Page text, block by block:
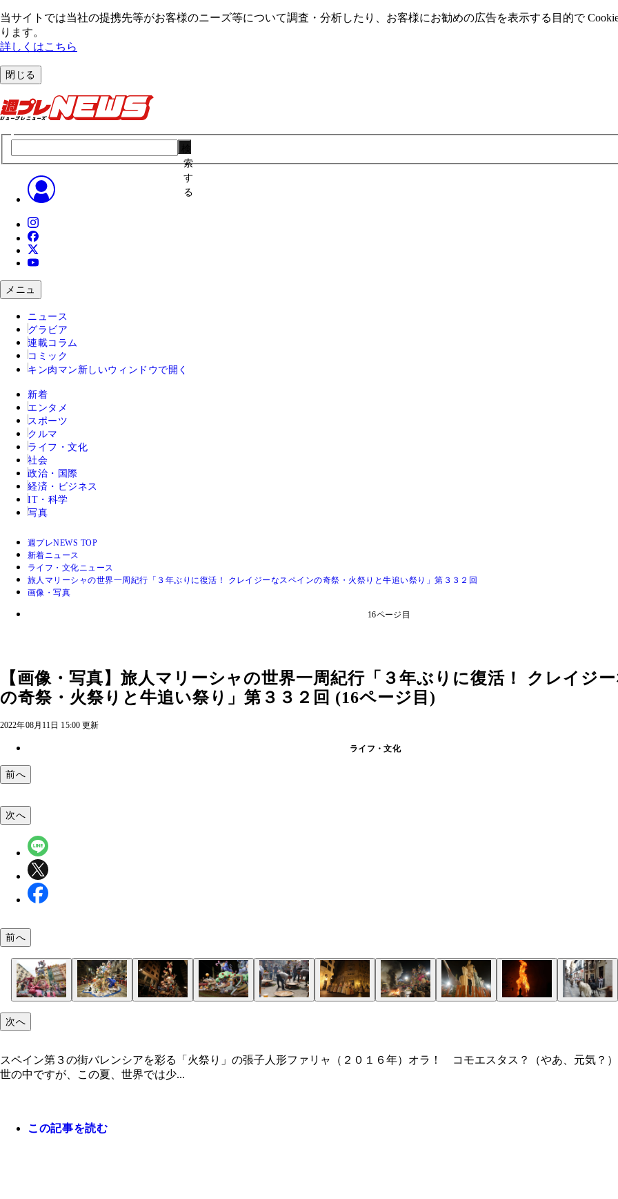
当サイトでは当社の提携先等がお客様のニーズ等について調査・分析したり、お客様にお勧めの広告を表⽰する⽬的で
ります。
詳しくはこちら
閉じる
索
す
る
メニュ
ニュース
グラビア
連載コラム
コミック
キン肉マン 新しいウィンドウで開く
新着
エンタメ
スポーツ
クルマ
ライフ・文化
社会
政治・国際
経済・ビジネス
IT・科学
写真
週プレNEWS TOP
新着ニュース
ライフ・文化ニュース
旅人マリーシャの世界一周紀行「３年ぶりに復活！ クレイジーなスペインの奇祭・火祭りと牛追い祭り」第３３２回
画像・写真
16ページ目
【画像・写真】旅人マリーシャの世界一周紀行「３年ぶりに復活！ クレイジ
の奇祭・火祭りと牛追い祭り」第３３２回 (16ページ目)
2022年08月11日 15:00 更新
ライフ・文化
前へ
次へ
前へ
次へ
スペイン第３の街バレンシアを彩る「火祭り」の張子人形ファリャ（２０１６年）オラ！ コモエスタス？（やあ、元気？
世の中ですが、この夏、世界では少...
この記事を読む